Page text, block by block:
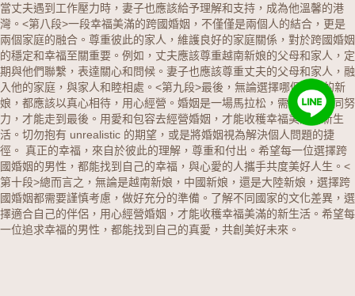
當丈夫遇到工作壓力時，妻子也應該給予理解和支持，成為他溫馨的港
灣。<第八段>一段幸福美滿的跨國婚姻，不僅僅是兩個人的結合，更是
兩個家庭的融合。尊重彼此的家人，維護良好的家庭關係，對於跨國婚姻
的穩定和幸福至關重要。例如，丈夫應該尊重越南新娘的父母和家人，定
期與他們聯繫，表達關心和問候。妻子也應該尊重丈夫的父母和家人，融
入他的家庭，與家人和睦相處。<第九段>最後，無論選擇哪個國家的新
娘，都應該以真心相待，用心經營。婚姻是一場馬拉松，需要雙方共同努
力，才能走到最後。用愛和包容去經營婚姻，才能收穫幸福美滿的新生
活。切勿抱有 unrealistic 的期望，或是將婚姻視為解決個人問題的捷
徑。 真正的幸福，來自於彼此的理解，尊重和付出。希望每一位選擇跨
國婚姻的男性，都能找到自己的幸福，與心愛的人攜手共度美好人生。<
第十段>總而言之，無論是越南新娘，中國新娘，還是大陸新娘，選擇跨
國婚姻都需要謹慎考慮，做好充分的準備。了解不同國家的文化差異，選
擇適合自己的伴侶，用心經營婚姻，才能收穫幸福美滿的新生活。希望每
一位追求幸福的男性，都能找到自己的真愛，共創美好未來。